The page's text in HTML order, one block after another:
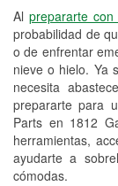
Al prepararte
probabilidad de
o de enfrentar
nieve o hielo. Ya
necesita
prepararte para
Parts en 1812
herramientas,
ayudarte a
cómodas.